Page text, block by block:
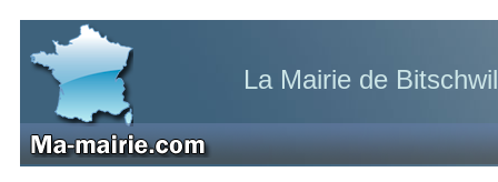
La Mairie de